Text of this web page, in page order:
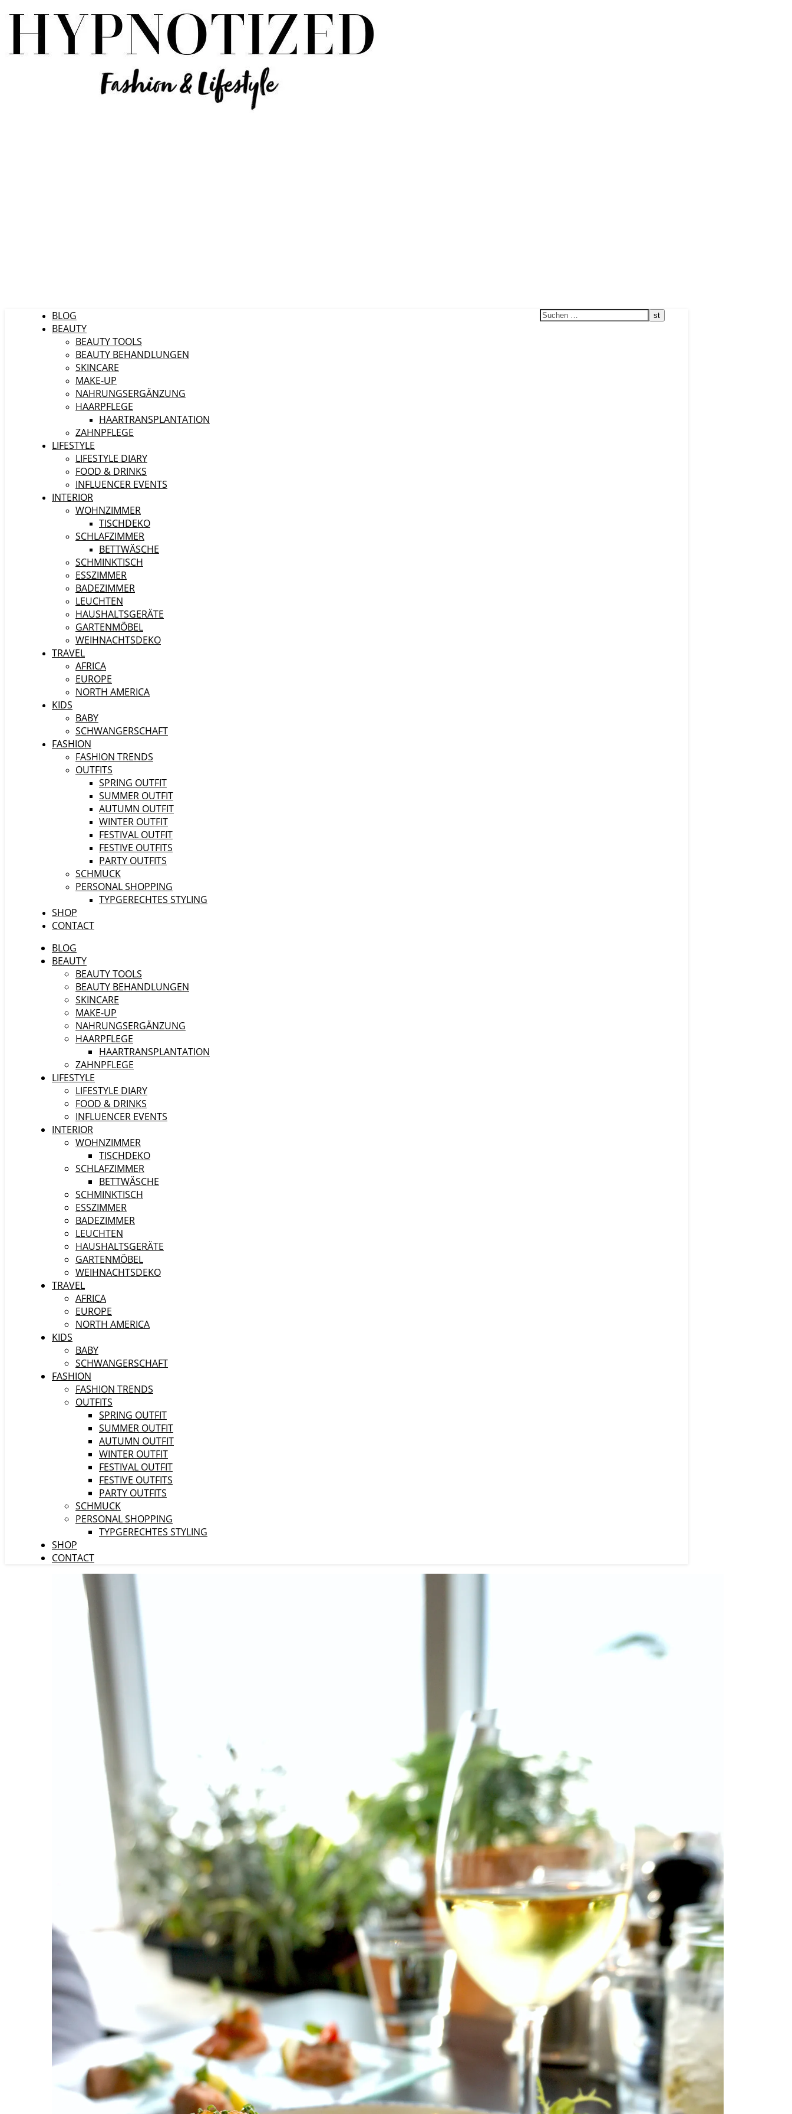
BLOG
BEAUTY
BEAUTY TOOLS
BEAUTY BEHANDLUNGEN
SKINCARE
MAKE-UP
NAHRUNGSERGÄNZUNG
HAARPFLEGE
HAARTRANSPLANTATION
ZAHNPFLEGE
LIFESTYLE
LIFESTYLE DIARY
FOOD & DRINKS
INFLUENCER EVENTS
INTERIOR
WOHNZIMMER
TISCHDEKO
SCHLAFZIMMER
BETTWÄSCHE
SCHMINKTISCH
ESSZIMMER
BADEZIMMER
LEUCHTEN
HAUSHALTSGERÄTE
GARTENMÖBEL
WEIHNACHTSDEKO
TRAVEL
AFRICA
EUROPE
NORTH AMERICA
KIDS
BABY
SCHWANGERSCHAFT
FASHION
FASHION TRENDS
OUTFITS
SPRING OUTFIT
SUMMER OUTFIT
AUTUMN OUTFIT
WINTER OUTFIT
FESTIVAL OUTFIT
FESTIVE OUTFITS
PARTY OUTFITS
SCHMUCK
PERSONAL SHOPPING
TYPGERECHTES STYLING
SHOP
CONTACT
BLOG
BEAUTY
BEAUTY TOOLS
BEAUTY BEHANDLUNGEN
SKINCARE
MAKE-UP
NAHRUNGSERGÄNZUNG
HAARPFLEGE
HAARTRANSPLANTATION
ZAHNPFLEGE
LIFESTYLE
LIFESTYLE DIARY
FOOD & DRINKS
INFLUENCER EVENTS
INTERIOR
WOHNZIMMER
TISCHDEKO
SCHLAFZIMMER
BETTWÄSCHE
SCHMINKTISCH
ESSZIMMER
BADEZIMMER
LEUCHTEN
HAUSHALTSGERÄTE
GARTENMÖBEL
WEIHNACHTSDEKO
TRAVEL
AFRICA
EUROPE
NORTH AMERICA
KIDS
BABY
SCHWANGERSCHAFT
FASHION
FASHION TRENDS
OUTFITS
SPRING OUTFIT
SUMMER OUTFIT
AUTUMN OUTFIT
WINTER OUTFIT
FESTIVAL OUTFIT
FESTIVE OUTFITS
PARTY OUTFITS
SCHMUCK
PERSONAL SHOPPING
TYPGERECHTES STYLING
SHOP
CONTACT